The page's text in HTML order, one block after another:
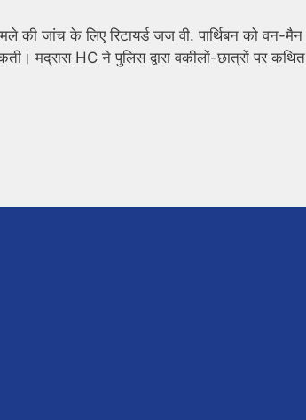
की जांच के लिए रिटायर्ड जज वी. पार्थिबन को वन-मैन
मद्रास HC ने पुलिस द्वारा वकीलों-छात्रों पर कथित